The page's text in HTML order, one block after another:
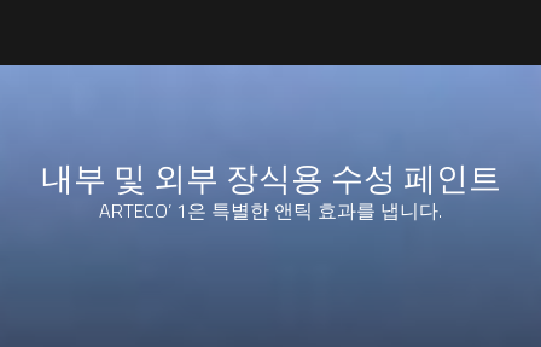
내부 및 외부 장식용 수성 페인트
ARTECO’ 1은 특별한 앤틱 효과를 냅니다.